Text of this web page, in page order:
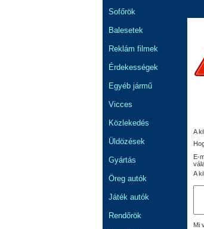
Sofőrök
Balesetek
Reklám filmek
Érdekességek
Egyéb jármű
Vicces
Közlekedés
Üldözések
Gyártás
Öreg autók
Játék autók
Rendőrök
A
E-
A
Mi